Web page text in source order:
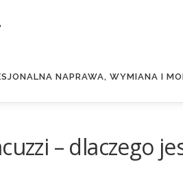
NAPRAWA, WYMIANA I
– dlaczego